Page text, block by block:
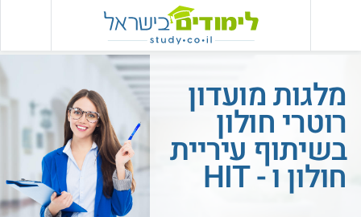
מלגות מועדון
רוטרי חולון
בשיתוף עיריית
חולון ו - HIT